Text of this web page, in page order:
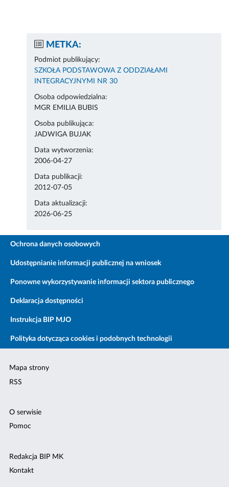
METKA:
Podmiot publikujący:
SZKOŁA PODSTAWOWA Z ODDZIAŁAMI
INTEGRACYJNYMI NR 30
Osoba odpowiedzialna:
MGR EMILIA BUBIS
Osoba publikująca:
JADWIGA BUJAK
Data wytworzenia:
2006-04-27
Data publikacji:
2012-07-05
Data aktualizacji:
2026-06-25
Ochrona danych osobowych
Udostępnianie informacji publicznej na wniosek
Ponowne wykorzystywanie informacji sektora publicznego
Deklaracja dostępności
Instrukcja BIP MJO
Polityka dotycząca cookies i podobnych technologii
Mapa strony
RSS
O serwisie
Pomoc
Redakcja BIP MK
Kontakt